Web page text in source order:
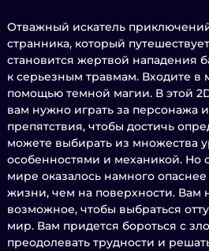
Отважный искатель
странника, который
становится жертвой нападения
к серьезным травмам. Входите в
помощью темной магии. В этой
вам нужно играть за персонажа
препятствия, чтобы достичь
можете выбирать из множества
особенностями и механикой. Но
мире оказалось намного
жизни, чем на поверхности. Вам
возможное, чтобы выбраться
мир. Вам придется бороться с
преодолевать трудности и